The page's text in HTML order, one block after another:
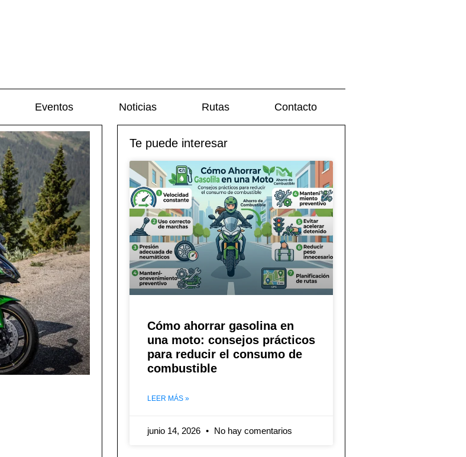
Eventos Noticias Rutas Contacto
Te puede interesar
Cómo ahorrar gasolina en
una moto: consejos prácticos
para reducir el consumo de
combustible
LEER MÁS »
junio 14, 2026 No hay comentarios